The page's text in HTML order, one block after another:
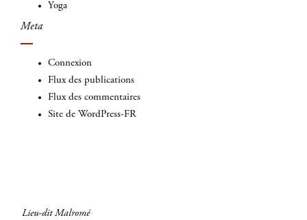
Yoga
Meta
Connexion
Flux des publications
Flux des commentaires
Site de WordPress-FR
Lieu-dit Malromé